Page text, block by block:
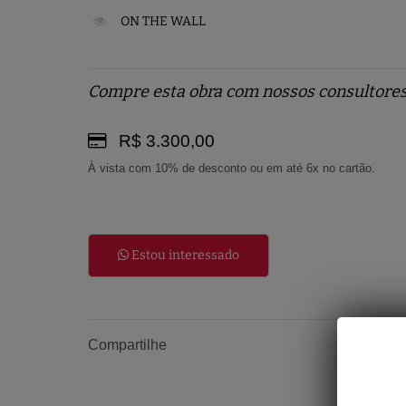
ON THE WALL
Compre esta obra com nossos
R$ 3.300,00
À vista com 10% de desconto ou em até 6x no cartão.
Estou interessado
Compartilhe